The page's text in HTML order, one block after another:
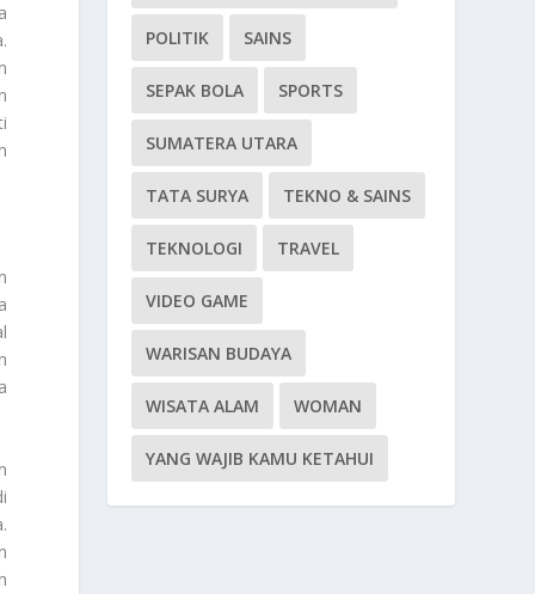
POLITIK SAINS
SEPAK BOLA SPORTS
SUMATERA UTARA
TATA SURYA TEKNO & SAINS
TEKNOLOGI TRAVEL
VIDEO GAME
WARISAN BUDAYA
WISATA ALAM WOMAN
YANG WAJIB KAMU KETAHUI